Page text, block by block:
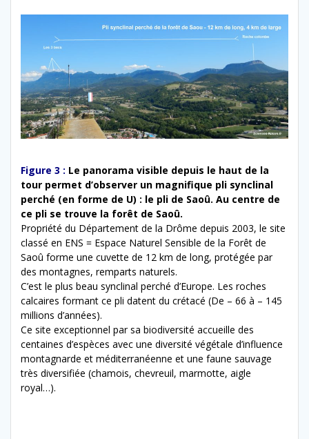
Figure 3 : Le panorama visible depuis le haut de la
tour permet d’observer un magnifique pli synclinal
perché (en forme de U) : le pli de Saoû. Au centre de
ce pli se trouve la forêt de Saoû.
Propriété du Département de la Drôme depuis 2003, le site
classé en ENS = Espace Naturel Sensible de la Forêt de
Saoû forme une cuvette de 12 km de long, protégée par
des montagnes, remparts naturels.
C’est le plus beau synclinal perché d’Europe. Les roches
calcaires formant ce pli datent du crétacé (De – 66 à – 145
millions d’années).
Ce site exceptionnel par sa biodiversité accueille des
centaines d’espèces avec une diversité végétale d’influence
montagnarde et méditerranéenne et une faune sauvage
très diversifiée (chamois, chevreuil, marmotte, aigle
royal…).